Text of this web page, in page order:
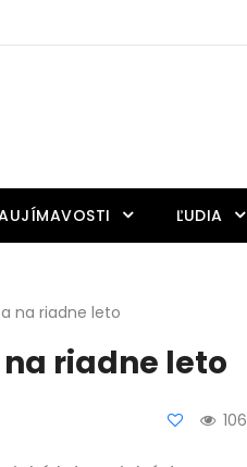
ĽUDIA
na riadne leto
riadne leto
106